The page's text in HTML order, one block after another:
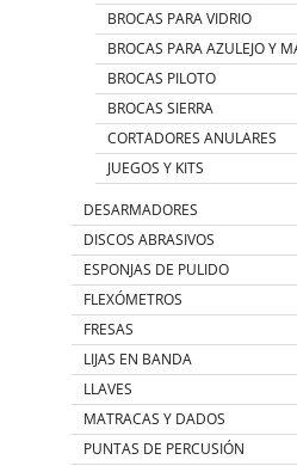
BROCAS PARA VIDRIO
BROCAS PARA AZULEJO Y
BROCAS PILOTO
BROCAS SIERRA
CORTADORES ANULARES
JUEGOS Y KITS
DESARMADORES
DISCOS ABRASIVOS
ESPONJAS DE PULIDO
FLEXÓMETROS
FRESAS
LIJAS EN BANDA
LLAVES
MATRACAS Y DADOS
PUNTAS DE PERCUSIÓN